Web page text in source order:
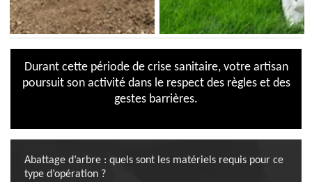
Durant cette période de crise sanitaire, votre artisan
poursuit son activité dans le respect des règles et des
gestes barrières.
Abattage d’arbre : quels sont les matériels requis pour ce
type d’opération ?